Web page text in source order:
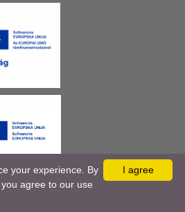
I agree
your experience. By
agree to our use